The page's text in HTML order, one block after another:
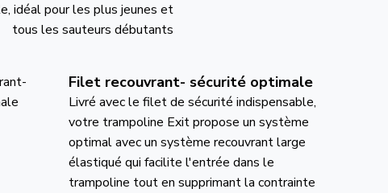
idéal pour les plus jeunes et
tous les sauteurs débutants
Filet recouvrant- sécurité optimale
Livré avec le filet de sécurité indispensable,
votre trampoline Exit propose un système
optimal avec un système recouvrant large
élastiqué qui facilite l'entrée dans le
trampoline tout en supprimant la contrainte